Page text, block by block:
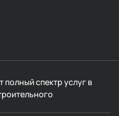
спектр услуг в